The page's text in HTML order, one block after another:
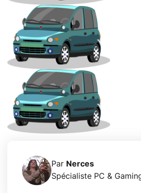
Par Nerces
Spécialiste PC &